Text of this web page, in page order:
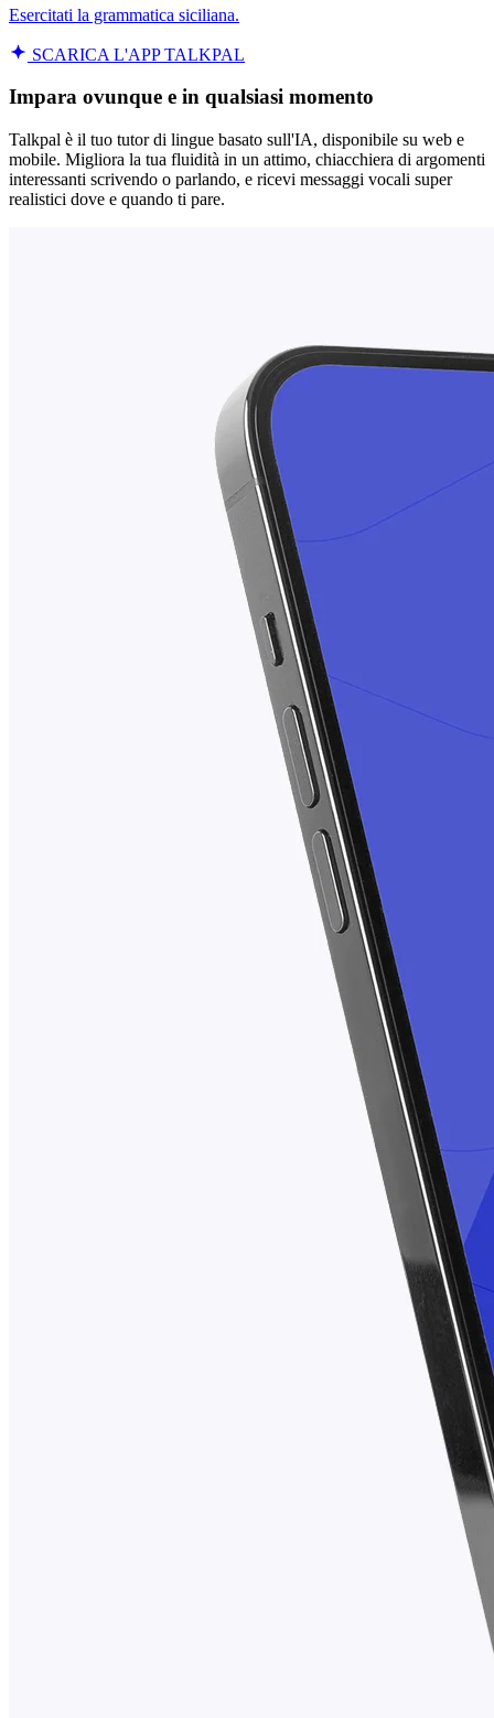
Esercitati la grammatica siciliana.
SCARICA L'APP TALKPAL
Impara ovunque e in qualsiasi momento
Talkpal è il tuo tutor di lingue basato sull'IA, disponibile su web e
mobile. Migliora la tua fluidità in un attimo, chiacchiera di argomenti
interessanti scrivendo o parlando, e ricevi messaggi vocali super
realistici dove e quando ti pare.